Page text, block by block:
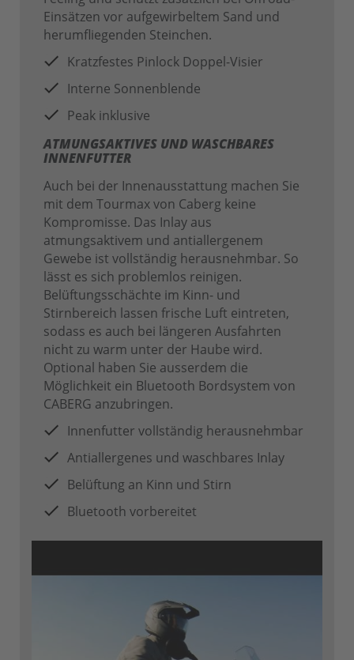
Einsätzen vor aufgewirbeltem Sand und
herumfliegenden Steinchen.
Kratzfestes Pinlock Doppel-Visier
Interne Sonnenblende
Peak inklusive
ATMUNGSAKTIVES UND WASCHBARES
INNENFUTTER
Auch bei der Innenausstattung machen Sie
mit dem Tourmax von Caberg keine
Kompromisse. Das Inlay aus
atmungsaktivem und antiallergenem
Gewebe ist vollständig herausnehmbar. So
lässt es sich problemlos reinigen.
Belüftungsschächte im Kinn- und
Stirnbereich lassen frische Luft eintreten,
sodass es auch bei längeren Ausfahrten
nicht zu warm unter der Haube wird.
Optional haben Sie ausserdem die
Möglichkeit ein Bluetooth Bordsystem von
CABERG anzubringen.
Innenfutter vollständig herausnehmbar
Antiallergenes und waschbares Inlay
Belüftung an Kinn und Stirn
Bluetooth vorbereitet